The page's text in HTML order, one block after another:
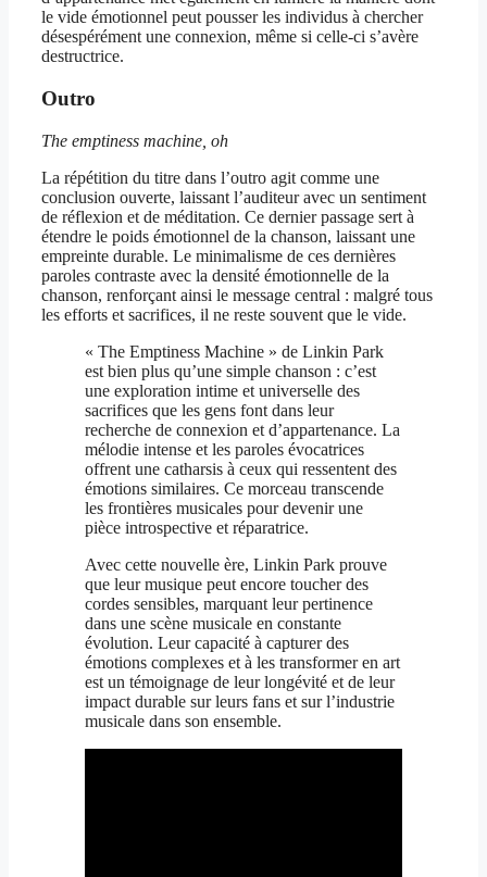
le vide émotionnel peut pousser les individus à chercher
désespérément une connexion, même si celle-ci s’avère
destructrice.
Outro
The emptiness machine, oh
La répétition du titre dans l’outro agit comme une
conclusion ouverte, laissant l’auditeur avec un sentiment
de réflexion et de méditation. Ce dernier passage sert à
étendre le poids émotionnel de la chanson, laissant une
empreinte durable. Le minimalisme de ces dernières
paroles contraste avec la densité émotionnelle de la
chanson, renforçant ainsi le message central : malgré tous
les efforts et sacrifices, il ne reste souvent que le vide.
« The Emptiness Machine » de Linkin Park
est bien plus qu’une simple chanson : c’est
une exploration intime et universelle des
sacrifices que les gens font dans leur
recherche de connexion et d’appartenance. La
mélodie intense et les paroles évocatrices
offrent une catharsis à ceux qui ressentent des
émotions similaires. Ce morceau transcende
les frontières musicales pour devenir une
pièce introspective et réparatrice.
Avec cette nouvelle ère, Linkin Park prouve
que leur musique peut encore toucher des
cordes sensibles, marquant leur pertinence
dans une scène musicale en constante
évolution. Leur capacité à capturer des
émotions complexes et à les transformer en art
est un témoignage de leur longévité et de leur
impact durable sur leurs fans et sur l’industrie
musicale dans son ensemble.